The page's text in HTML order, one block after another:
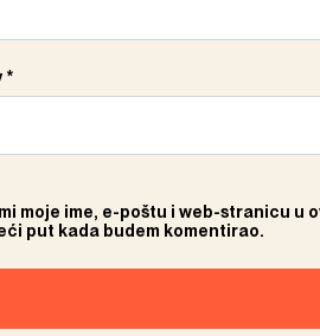
*
moje ime, e-poštu i web-stranicu u
put kada budem komentirao.